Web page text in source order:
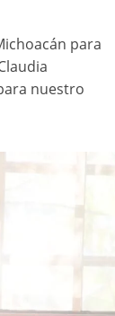
para
nuestro